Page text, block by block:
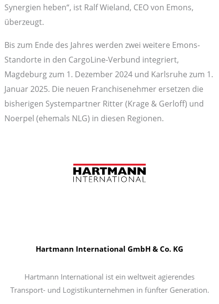
Synergien heben“, ist Ralf Wieland, CEO von Emons,
überzeugt.
Bis zum Ende des Jahres werden zwei weitere Emons-
Standorte in den CargoLine-Verbund integriert,
Magdeburg zum 1. Dezember 2024 und Karlsruhe zum 1.
Januar 2025. Die neuen Franchisenehmer ersetzen die
bisherigen Systempartner Ritter (Krage & Gerloff) und
Noerpel (ehemals NLG) in diesen Regionen.
Hartmann International GmbH & Co. KG
Hartmann International ist ein weltweit agierendes
Transport- und Logistikunternehmen in fünfter Generation.